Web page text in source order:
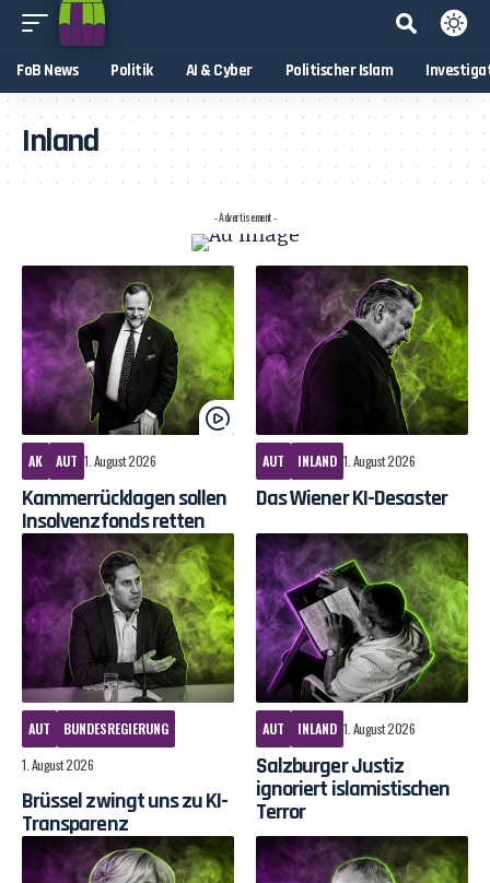
FoB News Politik AI & Cyber Politischer Islam
Inland
- Advertisement -
AK AUT 1. August 2026
Kammerrücklagen sollen
Insolvenzfonds retten
AUT INLAND 1. August 2026
Das Wiener KI-Desaster
AUT
BUNDESREGIERUNG
1. August 2026
Brüssel zwingt uns zu KI-
Transparenz
AUT INLAND 1. August 2026
Salzburger Justiz
ignoriert islamistischen
Terror